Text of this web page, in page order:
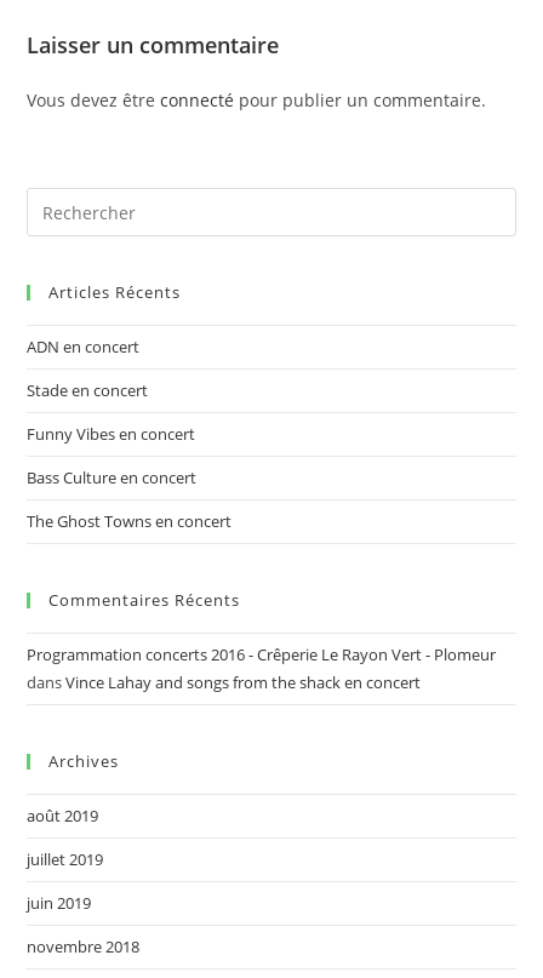
Laisser un commentaire
Vous devez êtreconnecté pour publier un commentaire.
Articles Récents
ADN en concert
Stade en concert
Funny Vibes en concert
Bass Culture en concert
The Ghost Towns en concert
Commentaires Récents
Programmation concerts 2016 - Crêperie Le Rayon Vert - Plomeur
dansVince Lahay and songs from the shack en concert
Archives
août 2019
juillet 2019
juin 2019
novembre 2018